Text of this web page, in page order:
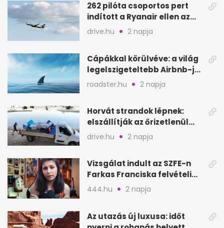
262 pilóta csoportos pert
indított a Ryanair ellen az
Egyesült Királyságban
drive.hu 2 napja
Cápákkal körülvéve: a világ
legelszigeteltebb Airbnb-je
a nyílt tengeren
roadster.hu 2 napja
Horvát strandok lépnek:
elszállítják az őrizetlenül
hagyott törölközőket
drive.hu 2 napja
Vizsgálat indult az SZFE-n
Farkas Franciska felvételi
videója után
444.hu 2 napja
Az utazás új luxusa: időt